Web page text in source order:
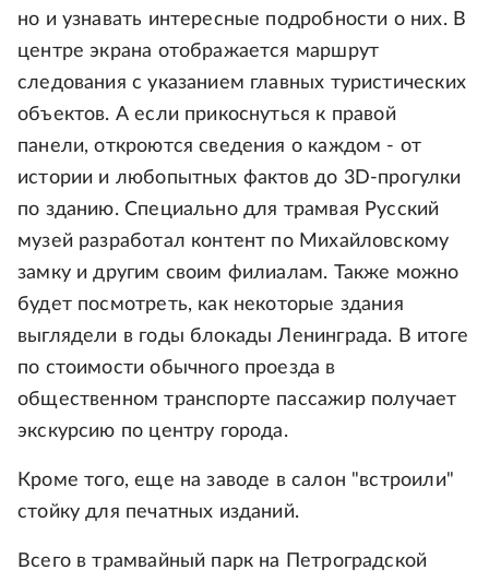
но и узнавать интересные подробности о них. В
центре экрана отображается маршрут
следования с указанием главных туристических
объектов. А если прикоснуться к правой
панели, откроются сведения о каждом - от
истории и любопытных фактов до 3D-прогулки
по зданию. Специально для трамвая Русский
музей разработал контент по Михайловскому
замку и другим своим филиалам. Также можно
будет посмотреть, как некоторые здания
выглядели в годы блокады Ленинграда. В итоге
по стоимости обычного проезда в
общественном транспорте пассажир получает
экскурсию по центру города.
Кроме того, еще на заводе в салон "встроили"
стойку для печатных изданий.
Всего в трамвайный парк на Петроградской